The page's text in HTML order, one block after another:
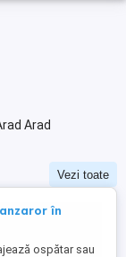
Arad
Vezi toate
în
ospătar sau